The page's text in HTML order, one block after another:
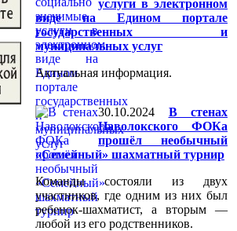
услуги в электронном
виде на Едином портале
государственных и
муниципальных услуг
Актуальная информация.
30.10.2024
В стенах
Наволокского ФОКа
прошёл необычный
«Семейный» шахматный турнир
Команды состояли из двух
участников, где одним из них был
ребенок-шахматист, а вторым —
любой из его родственников.